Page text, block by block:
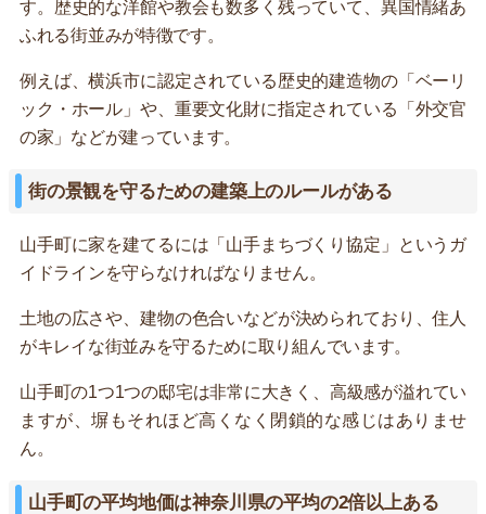
す。歴史的な洋館や教会も数多く残っていて、異国情緒あ
ふれる街並みが特徴です。
例えば、横浜市に認定されている歴史的建造物の「ベーリ
ック・ホール」や、重要文化財に指定されている「外交官
の家」などが建っています。
街の景観を守るための建築上のルールがある
山手町に家を建てるには「山手まちづくり協定」というガ
イドラインを守らなければなりません。
土地の広さや、建物の色合いなどが決められており、住人
がキレイな街並みを守るために取り組んでいます。
山手町の1つ1つの邸宅は非常に大きく、高級感が溢れてい
ますが、塀もそれほど高くなく閉鎖的な感じはありませ
ん。
山手町の平均地価は神奈川県の平均の2倍以上ある